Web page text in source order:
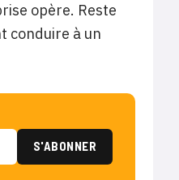
opère. Reste
conduire à un